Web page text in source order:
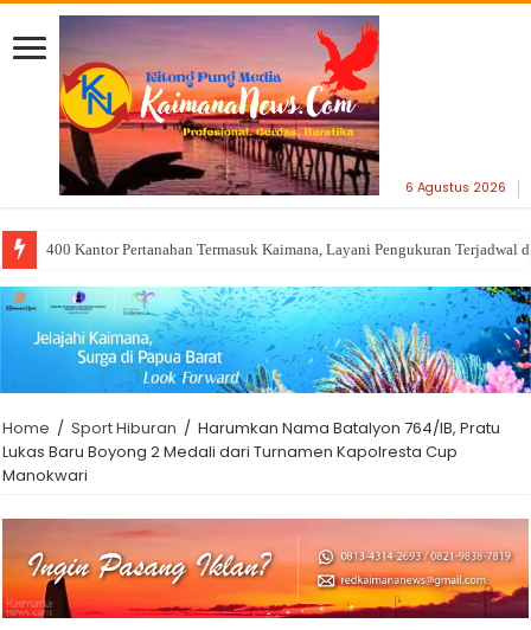
6 Agustus 2026
400 Kantor Pertanahan Termasuk Kaimana, Layani Pengukuran Terjadwal
Home / Sport Hiburan / Harumkan Nama Batalyon 764/IB, Pratu
Lukas Baru Boyong 2 Medali dari Turnamen Kapolresta Cup
Manokwari